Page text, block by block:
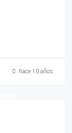
hace 10 años